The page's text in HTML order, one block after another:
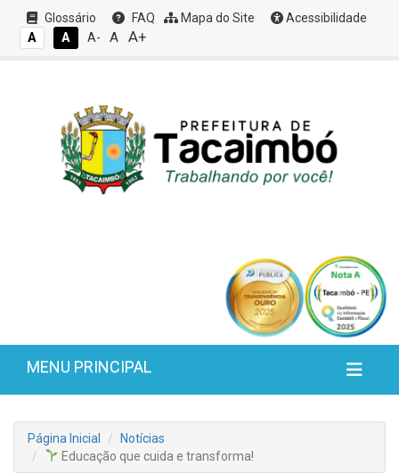
Glossário FAQ Mapa do Site
Acessibilidade
A
A A- A A+
MENU PRINCIPAL
Página Inicial
Notícias
Educação que cuida e transforma!